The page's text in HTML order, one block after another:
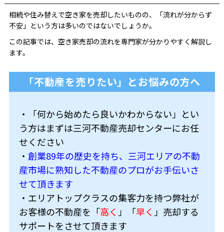
相続や住み替えで空き家を売却したいものの、「流れが分からず
不安」という方は多いのではないでしょうか。
この記事では、空き家売却の流れを専門家が分かりやすく解説し
ます。
「不動産を売りたい」とお悩みの方へ
・「何から始めたら良いかわからない」とい
う方はまずは三河不動産売却センターにお任
せください
・ 創業89年の歴史を持ち、三河エリアの不動
産市場に熟知した不動産のプロがお手伝いさ
せて頂きます
・エリアトップクラスの集客力を持つ弊社が
お客様の不動産を「高く 」「早く 」売却する
サポートをさせて頂きます